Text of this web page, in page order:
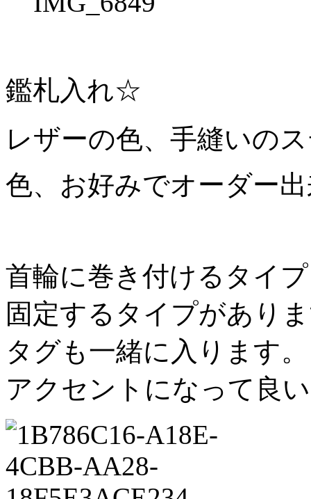
鑑札入れ☆
レザーの色、手縫いの
色、お好みでオーダー
首輪に巻き付けるタイ
固定するタイプがあり
タグも一緒に入ります
アクセントになって良